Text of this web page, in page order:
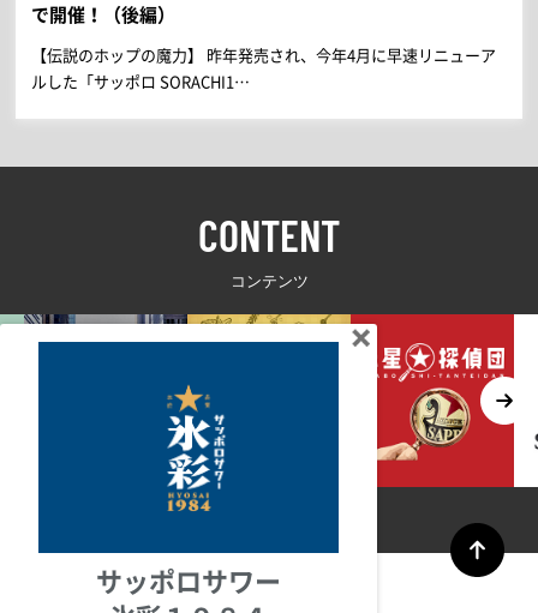
で開催！（後編）
【伝説のホップの魔力】 昨年発売され、今年4月に早速リニューア
ルした「サッポロ SORACHI1…
CONTENT
コンテンツ
サッポロサワー